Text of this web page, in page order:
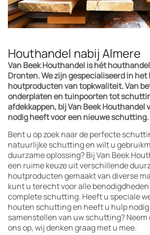
Houthandel nabij Almere
Van Beek Houthandel is hét
Dronten. We zijn gespecialiseerd in het
houtproducten van topkwaliteit. Van
onderplaten en tuinpoorten tot
afdekkappen, bij Van Beek Houthandel
nodig heeft voor een nieuwe schutting.
Bent u op zoek naar de perfecte
natuurlijke schutting en wilt u
duurzame oplossing? Bij Van Beek
een ruime keuze uit verschillende
houtproducten gemaakt van diverse
kunt u terecht voor alle benodigdheden
complete schutting. Heeft u speciale
houten schutting en heeft u hulp
samenstellen van uw schutting?
ons op, wij denken graag met u mee.